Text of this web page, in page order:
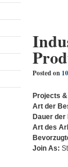
Posted on
Projects
Art der
Dauer
Art des
Join As: